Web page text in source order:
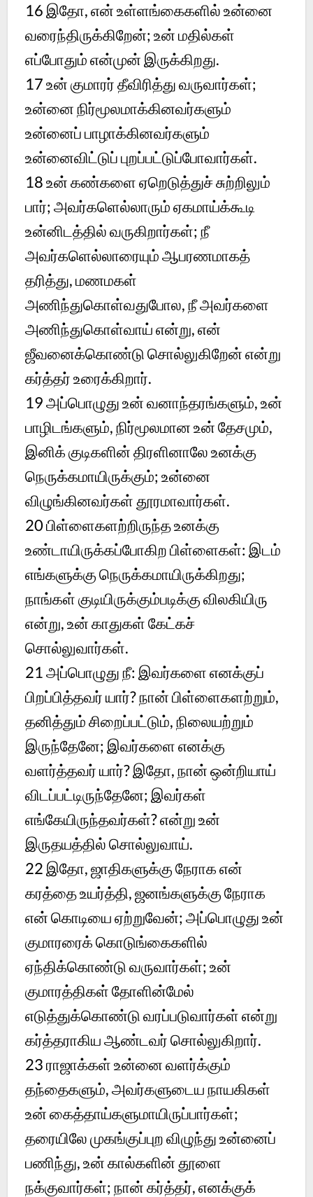
16 இதோ, என் உள்ளங்கைகளில் உன்னை
வரைந்திருக்கிறேன்; உன் மதில்கள்
எப்போதும் என்முன் இருக்கிறது.
17 உன் குமாரர் தீவிரித்து வருவார்கள்;
உன்னை நிர்மூலமாக்கினவர்களும்
உன்னைப் பாழாக்கினவர்களும்
உன்னைவிட்டுப் புறப்பட்டுப்போவார்கள்.
18 உன் கண்களை ஏறெடுத்துச் சுற்றிலும்
பார்; அவர்களெல்லாரும் ஏகமாய்க்கூடி
உன்னிடத்தில் வருகிறார்கள்; நீ
அவர்களெல்லாரையும் ஆபரணமாகத்
தரித்து, மணமகள்
அணிந்துகொள்வதுபோல, நீ அவர்களை
அணிந்துகொள்வாய் என்று, என்
ஜீவனைக்கொண்டு சொல்லுகிறேன் என்று
கர்த்தர் உரைக்கிறார்.
19 அப்பொழுது உன் வனாந்தரங்களும், உன்
பாழிடங்களும், நிர்மூலமான உன் தேசமும்,
இனிக் குடிகளின் திரளினாலே உனக்கு
நெருக்கமாயிருக்கும்; உன்னை
விழுங்கினவர்கள் தூரமாவார்கள்.
20 பிள்ளைகளற்றிருந்த உனக்கு
உண்டாயிருக்கப்போகிற பிள்ளைகள்: இடம்
எங்களுக்கு நெருக்கமாயிருக்கிறது;
நாங்கள் குடியிருக்கும்படிக்கு விலகியிரு
என்று, உன் காதுகள் கேட்கச்
சொல்லுவார்கள்.
21 அப்பொழுது நீ: இவர்களை எனக்குப்
பிறப்பித்தவர் யார்? நான் பிள்ளைகளற்றும்,
தனித்தும் சிறைப்பட்டும், நிலையற்றும்
இருந்தேனே; இவர்களை எனக்கு
வளர்த்தவர் யார்? இதோ, நான் ஒன்றியாய்
விடப்பட்டிருந்தேனே; இவர்கள்
எங்கேயிருந்தவர்கள்? என்று உன்
இருதயத்தில் சொல்லுவாய்.
22 இதோ, ஜாதிகளுக்கு நேராக என்
கரத்தை உயர்த்தி, ஜனங்களுக்கு நேராக
என் கொடியை ஏற்றுவேன்; அப்பொழுது உன்
குமாரரைக் கொடுங்கைகளில்
ஏந்திக்கொண்டு வருவார்கள்; உன்
குமாரத்திகள் தோளின்மேல்
எடுத்துக்கொண்டு வரப்படுவார்கள் என்று
கர்த்தராகிய ஆண்டவர் சொல்லுகிறார்.
23 ராஜாக்கள் உன்னை வளர்க்கும்
தந்தைகளும், அவர்களுடைய நாயகிகள்
உன் கைத்தாய்களுமாயிருப்பார்கள்;
தரையிலே முகங்குப்புற விழுந்து உன்னைப்
பணிந்து, உன் கால்களின் தூளை
நக்குவார்கள்; நான் கர்த்தர், எனக்குக்